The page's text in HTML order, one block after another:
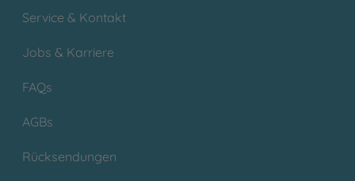
Service & Kontakt
Jobs & Karriere
FAQs
AGBs
Rücksendungen